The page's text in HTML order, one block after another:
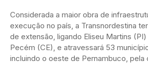
Considerada a maior obra de
execução no país, a Transnordestina
de extensão, ligando Eliseu Martins
Pecém (CE), e atravessará 53
incluindo o oeste de Pernambuco, pela